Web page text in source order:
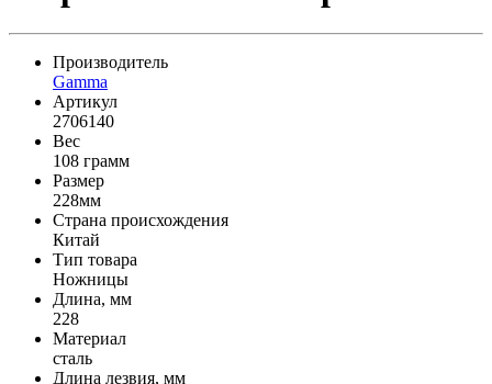
Производитель
Gamma
Артикул
2706140
Вес
108 грамм
Размер
228мм
Страна происхождения
Китай
Тип товара
Ножницы
Длина, мм
228
Материал
сталь
Длина лезвия, мм